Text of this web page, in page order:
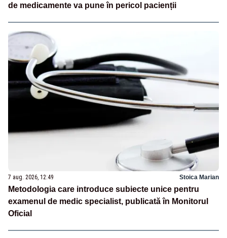
de medicamente va pune în pericol pacienții
7 aug. 2026, 12:49 Stoica Marian
Metodologia care introduce subiecte unice pentru
examenul de medic specialist, publicată în Monitorul
Oficial